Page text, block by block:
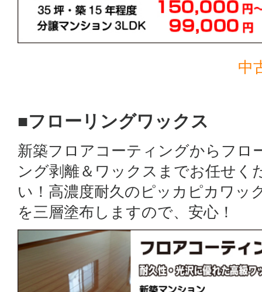
中
■フローリングワックス
新築フロアコーティングからフロ
ング剥離＆ワックスまでお任せく
い！高濃度耐久のピッカピカワッ
を三層塗布しますので、安心！